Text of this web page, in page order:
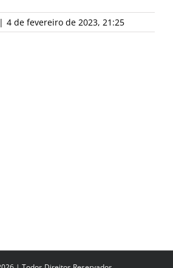
| 4 de fevereiro de 2023, 21:25